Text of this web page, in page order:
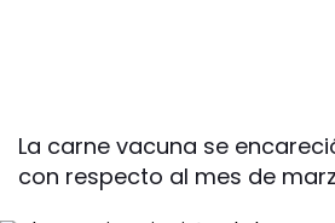
La carne vacuna se
con respecto al mes de